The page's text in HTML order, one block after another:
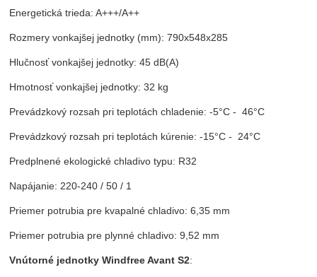
Energetická trieda: A+++/A++
Rozmery vonkajšej jednotky (mm): 790x548x285
Hlučnosť vonkajšej jednotky: 45 dB(A)
Hmotnosť vonkajšej jednotky: 32 kg
Prevádzkový rozsah pri teplotách chladenie: -5°C - 46°C
Prevádzkový rozsah pri teplotách kúrenie: -15°C - 24°C
Predplnené ekologické chladivo typu: R32
Napájanie: 220-240 / 50 / 1
Priemer potrubia pre kvapalné chladivo: 6,35 mm
Priemer potrubia pre plynné chladivo: 9,52 mm
Vnútorné jednotky Windfree Avant S2: